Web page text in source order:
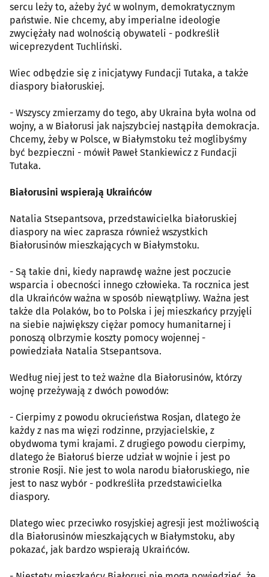
sercu leży to, ażeby żyć w wolnym, demokratycznym
państwie. Nie chcemy, aby imperialne ideologie
zwyciężały nad wolnością obywateli - podkreślił
wiceprezydent Tuchliński.
Wiec odbędzie się z inicjatywy Fundacji Tutaka, a także
diaspory białoruskiej.
- Wszyscy zmierzamy do tego, aby Ukraina była wolna od
wojny, a w Białorusi jak najszybciej nastąpiła demokracja.
Chcemy, żeby w Polsce, w Białymstoku też moglibyśmy
być bezpieczni - mówił Paweł Stankiewicz z Fundacji
Tutaka.
Białorusini wspierają Ukraińców
Natalia Stsepantsova, przedstawicielka białoruskiej
diaspory na wiec zaprasza również wszystkich
Białorusinów mieszkających w Białymstoku.
- Są takie dni, kiedy naprawdę ważne jest poczucie
wsparcia i obecności innego człowieka. Ta rocznica jest
dla Ukraińców ważna w sposób niewątpliwy. Ważna jest
także dla Polaków, bo to Polska i jej mieszkańcy przyjęli
na siebie największy ciężar pomocy humanitarnej i
ponoszą olbrzymie koszty pomocy wojennej -
powiedziała Natalia Stsepantsova.
Według niej jest to też ważne dla Białorusinów, którzy
wojnę przeżywają z dwóch powodów:
- Cierpimy z powodu okrucieństwa Rosjan, dlatego że
każdy z nas ma więzi rodzinne, przyjacielskie, z
obydwoma tymi krajami. Z drugiego powodu cierpimy,
dlatego że Białoruś bierze udział w wojnie i jest po
stronie Rosji. Nie jest to wola narodu białoruskiego, nie
jest to nasz wybór - podkreśliła przedstawicielka
diaspory.
Dlatego wiec przeciwko rosyjskiej agresji jest możliwością
dla Białorusinów mieszkających w Białymstoku, aby
pokazać, jak bardzo wspierają Ukraińców.